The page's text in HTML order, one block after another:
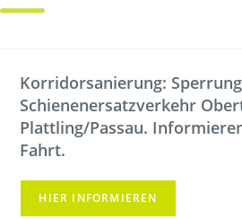
Verbindungen
Tickets
Freizeit
Service
Unternehmen
Korridorsanierung:
Schienenersatzverkehr
Plattling/Passau.
Fahrt.
HIER INFORMIEREN